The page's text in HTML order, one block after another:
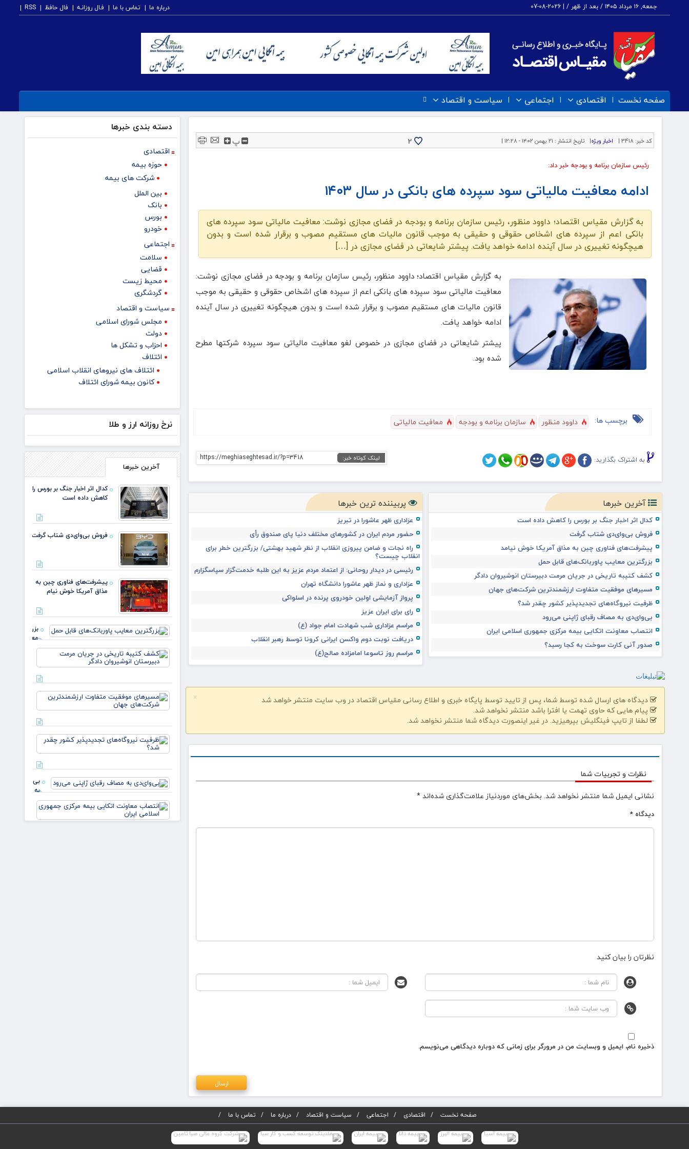
جمعه, ۱۶ مرداد ۱۴۰۵ / بعد از ظهر / |
2026-08-07 درباره ما تماس با ما فـال روزانـه فال حافظ RSS
صفحه نخست اقتصادی اجتماعی سیاست و اقتصاد
کد خبر: 3418 | اخبار ویژه| تاریخ انتشار : ۲۱ بهمن ۱۴۰۲ - ۱۲:۲۸ | 2 پ
رئیس سازمان برنامه و بودجه خبر داد:
ادامه معافیت مالیاتی سود سپرده های بانکی در سال ۱۴۰۳
به گزارش مقیاس اقتصاد؛ داوود منظور، رئیس سازمان برنامه و بودجه در فضای مجازی نوشت: معافیت مالیاتی سود سپرده های
بانکی اعم از سپرده های اشخاص حقوقی و حقیقی به موجب قانون مالیات های مستقیم مصوب و برقرار شده است و بدون
هیچگونه تغییری در سال آینده ادامه خواهد یافت. پیشتر شایعاتی در فضای مجازی در […]
به گزارش مقیاس اقتصاد؛ داوود منظور، رئیس سازمان برنامه و بودجه در فضای مجازی نوشت:
معافیت مالیاتی سود سپرده های بانکی اعم از سپرده های اشخاص حقوقی و حقیقی به موجب
قانون مالیات های مستقیم مصوب و برقرار شده است و بدون هیچگونه تغییری در سال آینده
ادامه خواهد یافت.
پیشتر شایعاتی در فضای مجازی در خصوص لغو معافیت مالیاتی سود سپرده شرکتها مطرح
شده بود.
برچسب ها: داوود منظور سازمان برنامه و بودجه معافیت مالیاتی
به اشتراک بگذارید: لینک کوتاه خبر: https://meghiaseghtesad.ir/?p=3418
آخرین خبرها
کدال اثر اخبار جنگ بر بورس را کاهش داده است
فروش بی‌وای‌دی شتاب گرفت
پیشرفت‌های فناوری چین به مذاق آمریکا خوش نیامد
بزرگترین معایب پاوربانک‌های قابل حمل
کشف کتیبه تاریخی در جریان مرمت دبیرستان انوشیروان دادگر
مسیرهای موفقیت متفاوت ارزشمندترین شرکت‌های جهان
ظرفیت نیروگاه‌های تجدیدپذیر کشور چقدر شد؟
بی‌وای‌دی به مصاف رقبای ژاپنی می‌رود
انتصاب معاونت اتکایی بیمه مرکزی جمهوری اسلامی ایران
صدور آنی کارت سوخت به کجا رسید؟
پربیننده ترین خبرها
عزاداری ظهر عاشورا در تبریز
حضور مردم ایران در کشورهای مختلف دنیا پای صندوق رأی
راه نجات و ضامن پیروزی انقلاب از نظر شهید بهشتی/ بزرگترین خطر برای
انقلاب چیست؟
رئیسی در دیدار روحانی: از اعتماد مردم عزیز به این طلبه خدمت‌گزار سپاسگزارم
عزاداری و نماز ظهر عاشورا دانشگاه تهران
پرواز آزمایشی اولین خودروی پرنده در اسلواکی
رای برای ایران عزیز
مراسم عزاداری شب شهادت امام جواد (ع)
دریافت نوبت دوم واکسن ایرانی کرونا توسط رهبر انقلاب
مراسم روز تاسوعا امامزاده صالح(ع)
×
دیدگاه های ارسال شده توسط شما، پس از تایید توسط پایگاه خبری و اطلاع رسانی مقیاس اقتصاد در وب سایت منتشر خواهد شد
پیام هایی که حاوی تهمت یا افترا باشد منتشر نخواهد شد.
لطفا از تایپ فینگلیش بپرهیزید. در غیر اینصورت دیدگاه شما منتشر نخواهد شد.
نظرات و تجربیات شما
نشانی ایمیل شما منتشر نخواهد شد. بخش‌های موردنیاز علامت‌گذاری شده‌اند*
دیدگاه *
نظرتان را بیان کنید
ذخیره نام، ایمیل و وبسایت من در مرورگر برای زمانی که دوباره دیدگاهی می‌نویسم.
دسته بندی خبرها
اقتصادی
حوزه بیمه
شرکت های بیمه
بین الملل
بانک
بورس
خودرو
اجتماعی
سلامت
قضایی
محیط زیست
گردشگری
سیاست و اقتصاد
مجلس شورای اسلامی
دولت
احزاب و تشکل ها
ائتلاف
ائتلاف های نیروهای انقلاب اسلامی
کانون بیمه شورای ائتلاف
نرخ روزانه ارز و طلا
آخرین خبرها
کدال اثر اخبار جنگ بر بورس را
کاهش داده است
فروش بی‌وای‌دی شتاب گرفت
پیشرفت‌های فناوری چین به
مذاق آمریکا خوش نیام
بزرگترین
معایب
پاوربانک‌های
بی‌وای‌دی
به مصاف
رقبای
ژاپنی
می‌رود اتکایی
صفحه نخست اقتصادی اجتماعی سیاست و اقتصاد درباره ما تماس با ما